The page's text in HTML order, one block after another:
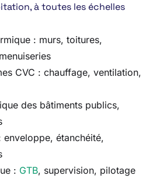
à toutes les échelles
: murs, toitures,
CVC : chauffage, ventilation,
des bâtiments publics,
étanchéité,
: GTB, supervision, pilotage